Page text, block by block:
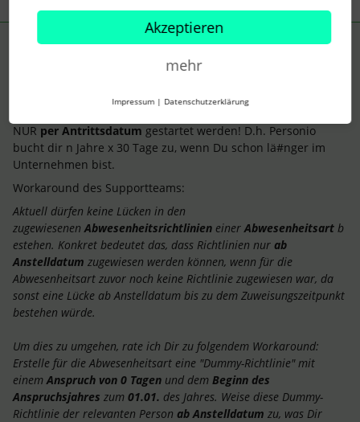
NUR per Antrittsdatum gestartet werden! D.h. Personio
bucht dir n Jahre x 30 Tage zu, wenn Du schon lä#nger im
Unternehmen bist.
Workaround des Supportteams:
Aktuell dürfen keine Lücken in den
zugewiesenenAbwesenheitsrichtlinien einerAbwesenheitsart b
estehen. Konkret bedeutet das, dass Richtlinien nur ab
Anstelldatum zugewiesen werden können, wenn für die
Abwesenheitsart zuvor noch keine Richtlinie zugewiesen war, da
sonst eine Lücke ab Anstelldatum bis zu dem Zuweisungszeitpunkt
bestehen würde.
Um dies zu umgehen, rate ich Dir zu folgendem Workaround:
Erstelle für die Abwesenheitsart eine "Dummy-Richtlinie" mit
einemAnspruch von 0 Tagen und dem Beginn des
Anspruchsjahres zum 01.01. des Jahres. Weise diese Dummy-
Richtlinie der relevanten Person ab Anstelldatum zu, was Dir
Akzeptieren
mehr
Impressum | Datenschutzerklärung